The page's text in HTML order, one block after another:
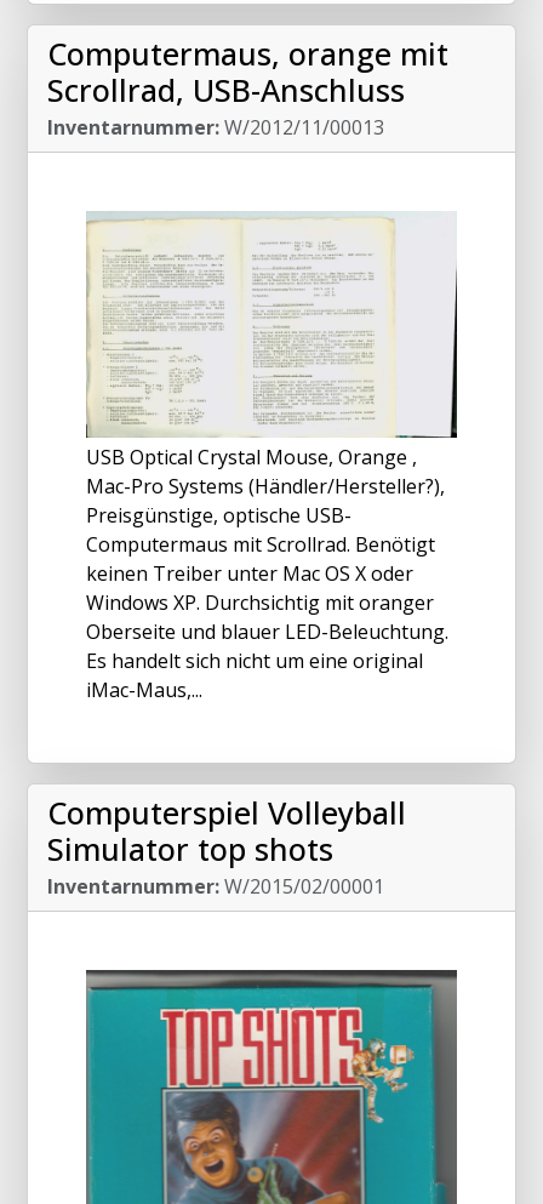
Computermaus, orange mit
Scrollrad, USB-Anschluss
Inventarnummer:W/2012/11/00013
USB Optical Crystal Mouse, Orange ,
Mac-Pro Systems (Händler/Hersteller?),
Preisgünstige, optische USB-
Computermaus mit Scrollrad. Benötigt
keinen Treiber unter Mac OS X oder
Windows XP. Durchsichtig mit oranger
Oberseite und blauer LED-Beleuchtung.
Es handelt sich nicht um eine original
iMac-Maus,...
Computerspiel Volleyball
Simulator top shots
Inventarnummer:W/2015/02/00001